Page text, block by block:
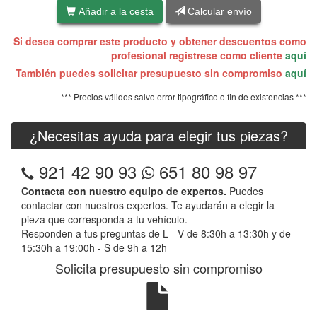
Añadir a la cesta Calcular envío
Si desea comprar este producto y obtener descuentos como
profesional registrese como cliente aquí
También puedes solicitar presupuesto sin compromiso aquí
*** Precios válidos salvo error tipográfico o fin de existencias ***
¿Necesitas ayuda para elegir tus piezas?
921 42 90 93 651 80 98 97
Contacta con nuestro equipo de expertos. Puedes
contactar con nuestros expertos. Te ayudarán a elegir la
pieza que corresponda a tu vehículo.
Responden a tus preguntas de L - V de 8:30h a 13:30h y de
15:30h a 19:00h - S de 9h a 12h
Solicita presupuesto sin compromiso